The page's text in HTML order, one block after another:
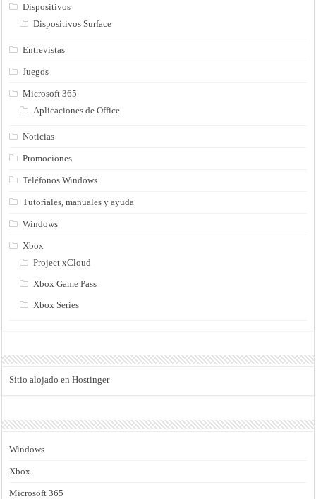
Dispositivos
Dispositivos Surface
Entrevistas
Juegos
Microsoft 365
Aplicaciones de Office
Noticias
Promociones
Teléfonos Windows
Tutoriales, manuales y ayuda
Windows
Xbox
Project xCloud
Xbox Game Pass
Xbox Series
Sitio alojado en Hostinger
Windows
Xbox
Microsoft 365